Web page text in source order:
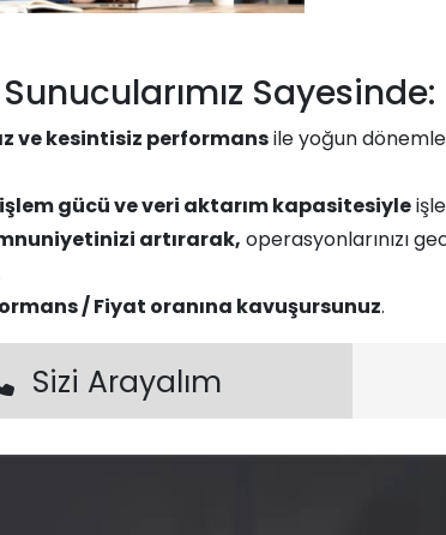
Sayesinde:​​
ve kesintisiz performansile yoğun
gücü ve veri aktarım kapasitesiyle
artırarak, operasyonlarınızı
/ Fiyat oranına kavuşursunuz.
Sizi Arayalım